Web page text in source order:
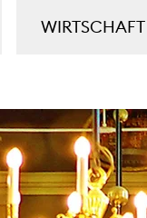
WIRTSCHAFT